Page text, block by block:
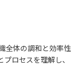
全体の調和と効率性
ロセスを理解し、